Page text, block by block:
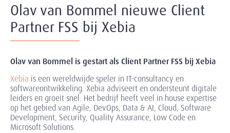
Olav van Bommel nieuwe Client
Partner FSS bij Xebia
Olav van Bommel is gestart als Client Partner FSS bij Xebia
Xebia is een wereldwijde speler in IT-consultancy en
softwareontwikkeling. Xebia adviseert en ondersteunt digitale
leiders en groeit snel. Het bedrijf heeft veel in house expertise
op het gebied van Agile, DevOps, Data & AI, Cloud, Software
Development, Security, Quality Assurance, Low Code en
Microsoft Solutions.